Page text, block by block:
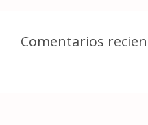
Comentarios